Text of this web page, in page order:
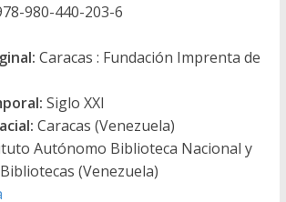
980-440-203-6
Caracas : Fundación Imprenta de
Siglo XXI
Caracas (Venezuela)
Autónomo Biblioteca Nacional y
(Venezuela)